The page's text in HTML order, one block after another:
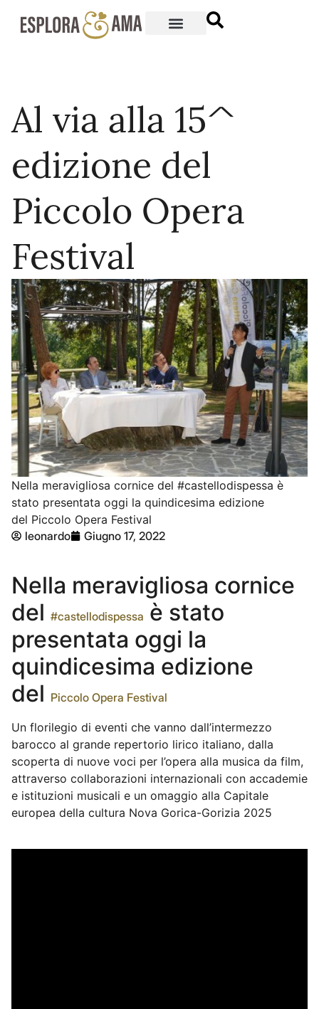
Al via alla 15^
edizione del
Piccolo Opera
Festival
Nella meravigliosa cornice del #castellodispessa è
stato presentata oggi la quindicesima edizione
del Piccolo Opera Festival
leonardo
Giugno 17, 2022
Nella meravigliosa cornice
del #castellodispessa è stato
presentata oggi la
quindicesima edizione
del Piccolo Opera Festival
Un florilegio di eventi che vanno dall’intermezzo
barocco al grande repertorio lirico italiano, dalla
scoperta di nuove voci per l’opera alla musica da film,
attraverso collaborazioni internazionali con accademie
e istituzioni musicali e un omaggio alla Capitale
europea della cultura Nova Gorica-Gorizia 2025